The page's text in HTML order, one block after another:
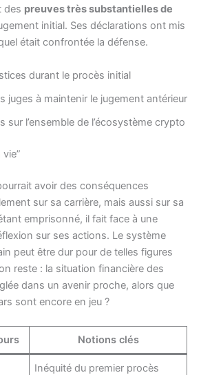
des preuves très substantielles de
initial. Ses déclarations ont mis
était confrontée la défense.
durant le procès initial
juges à maintenir le jugement antérieur
sur l’ensemble de l’écosystème crypto
avoir des conséquences
sur sa carrière, mais aussi sur sa
emprisonné, il fait face à une
sur ses actions. Le système
peut être dur pour de telles figures
reste : la situation financière des
dans un avenir proche, alors que
sont encore en jeu ?
Notions clés
Inéquité du premier procès